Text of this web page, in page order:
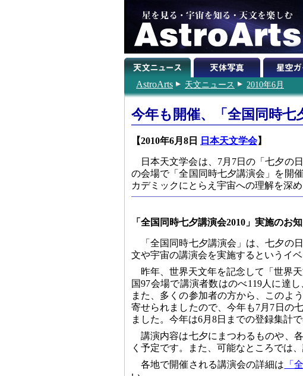
AstroArts 天文ニュース 2010年6月
今年も開催、「全国同時七
【2010年6月8日 日本天文学会】
日本天文学会は、7月7日の「七夕の
の会場で「全国同時七夕講演会」を開
カデミックにとらえ宇宙への理解を深
「全国同時七夕講演会2010」実施のお
「全国同時七夕講演会」は、七夕の
文や宇宙の講演会を実施するというイベ
昨年、世界天文年を記念して「世界
国97会場で講演者数はのべ119人に達
また、多くの参加者の方から、このよ
寄せられましたので、今年も7月7日の
ました。今年は6月8日までの登録集計
講演内容は七夕にまつわるものや、
く予定です。また、可能なところでは
各地で開催される講演会の詳細は 「